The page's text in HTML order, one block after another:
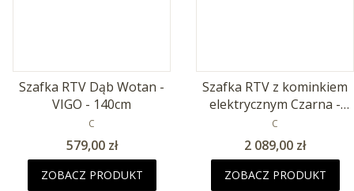
Szafka RTV Dąb Wotan -
VIGO - 140cm
PRODUCENT
C
Cena
579,00 zł
ZOBACZ PRODUKT
Szafka RTV z kominkiem
elektrycznym Czarna -
PAFOS - 180cm
PRODUCENT
C
Cena
2 089,00 zł
ZOBACZ PRODUKT